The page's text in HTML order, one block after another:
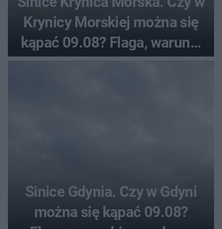
Krynicy Morskiej można się
kąpać 09.08? Flaga, warunki
pogodowe
Sinice Gdynia. Czy w Gdyni
można się kąpać 09.08?